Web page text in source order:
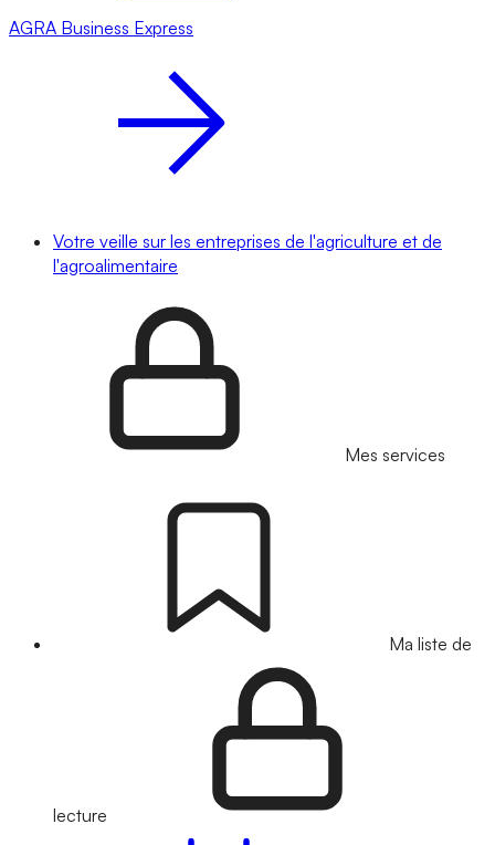
AGRA Business Express
Votre veille sur les entreprises de l'agriculture et de
l'agroalimentaire
Mes services
Ma liste de
lecture